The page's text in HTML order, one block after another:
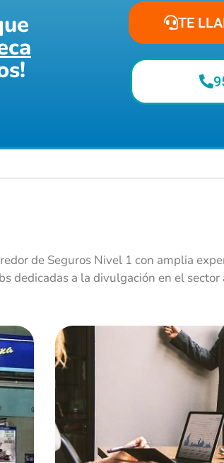
TE
de Seguros Nivel 1 con amplia
dedicadas a la divulgación en el sector